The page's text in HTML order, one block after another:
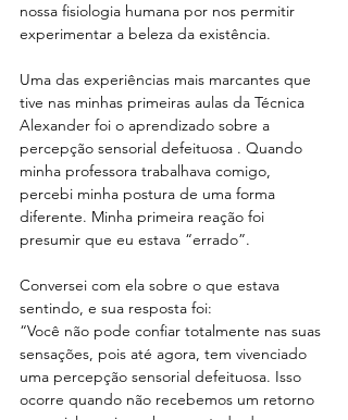
nossa fisiologia humana por nos permitir
experimentar a beleza da existência.
Uma das experiências mais marcantes que
tive nas minhas primeiras aulas da Técnica
Alexander foi o aprendizado sobre a
percepção sensorial defeituosa . Quando
minha professora trabalhava comigo,
percebi minha postura de uma forma
diferente. Minha primeira reação foi
presumir que eu estava “errado”.
Conversei com ela sobre o que estava
sentindo, e sua resposta foi:
“Você não pode confiar totalmente nas suas
sensações, pois até agora, tem vivenciado
uma percepção sensorial defeituosa. Isso
ocorre quando não recebemos um retorno